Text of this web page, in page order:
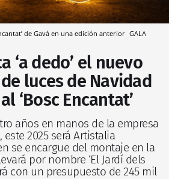
de Gavà en una edición anterior GALA
‘a dedo’ el nuevo
luces de Navidad
‘Bosc Encantat’
años en manos de la empresa
este 2025 será Artistalia
se encargue del montaje en la
por nombre ‘El Jardí dels
con un presupuesto de 245 mil